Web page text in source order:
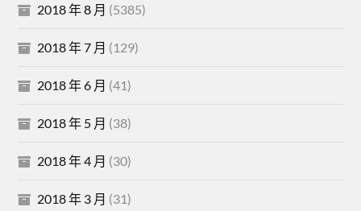
2018 年 8 月 (5385)
2018 年 7 月 (129)
2018 年 6 月 (41)
2018 年 5 月 (38)
2018 年 4 月 (30)
2018 年 3 月 (31)